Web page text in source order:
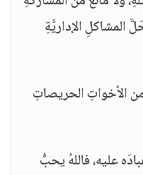
المشاكلِ الإداريَّةِ
الأخواتِ الحريصاتِ
عليه، فاللهُ يحبُّ